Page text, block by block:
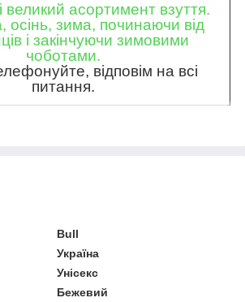
великий асортимент взуття.
осінь, зима, починаючи від
і закінчуючи зимовими
чоботами.
відповім на всі
питання.
Bull
Україна
Унісекс
Бежевий